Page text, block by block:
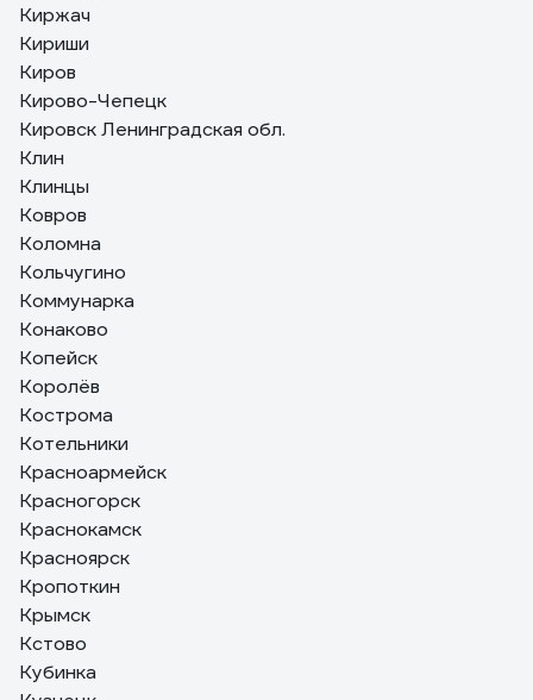
Киржач
Кириши
Киров
Кирово-Чепецк
Кировск Ленинградская обл.
Клин
Клинцы
Ковров
Коломна
Кольчугино
Коммунарка
Конаково
Копейск
Королёв
Кострома
Котельники
Красноармейск
Красногорск
Краснокамск
Красноярск
Кропоткин
Крымск
Кстово
Кубинка